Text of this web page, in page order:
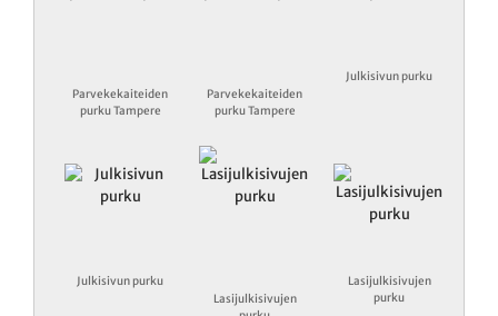
Parvekekaiteiden
purku Tampere
Parvekekaiteiden
purku Tampere
Julkisivun purku
Julkisivun purku
Lasijulkisivujen
Lasijulkisivujen
purku